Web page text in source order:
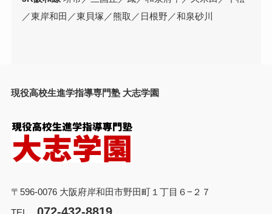
／東岸和田／東貝塚／熊取／日根野／和泉砂川
現役高校生進学指導専門塾 大志学園
〒596-0076 大阪府岸和田市野田町１丁目６−２７